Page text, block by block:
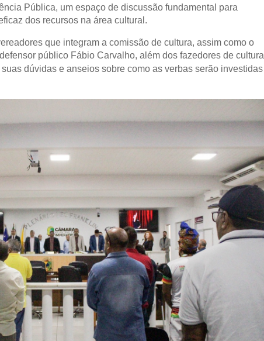
Pública, um espaço de discussão fundamental para
dos recursos na área cultural.
que integram a comissão de cultura, assim como o
público Fábio Carvalho, além dos fazedores de cultura
dúvidas e anseios sobre como as verbas serão investidas